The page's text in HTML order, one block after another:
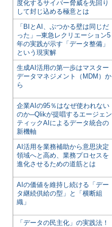
度化するサイバー脅威を先回り
して封じ込める極意とは
「BIとAI、ぶつかる壁は同じだ
った」─東急レクリエーション5
年の実践が示す「データ整備」
という現実解
生成AI活用の第一歩はマスター
データマネジメント（MDM）か
ら
企業AIの95％はなぜ使われない
のか─Qlikが提唱するエージェン
ティックAIによるデータ統合の
新機軸
AI活用を業務補助から意思決定
領域へと高め、業務プロセスを
進化させるための道筋とは
AIの価値を維持し続ける「デー
タ継続供給の型」と「横断組
織」
「データの民主化」の実践法！